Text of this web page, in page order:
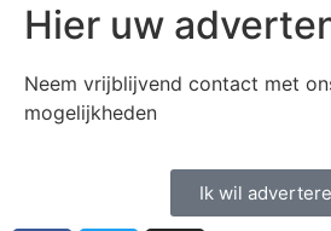
Hier uw
Neem vrijblijvend contact met
mogelijkheden
Ik wil